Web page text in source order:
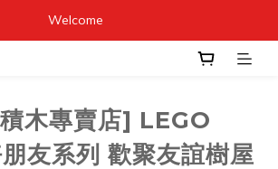
Welcome
木專賣店] LEGO
友系列 歡聚友誼樹屋